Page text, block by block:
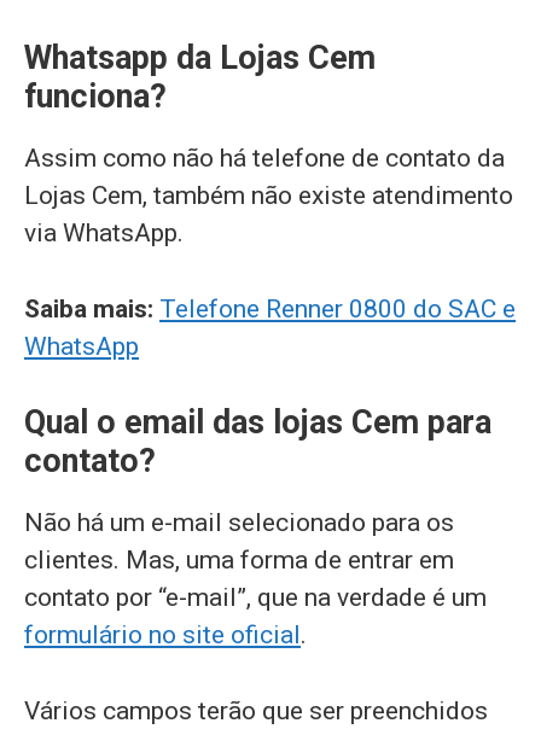
Whatsapp da Lojas Cem
funciona?
Assim como não há telefone de contato da
Lojas Cem, também não existe atendimento
via WhatsApp.
Saiba mais: Telefone Renner 0800 do SAC e
WhatsApp
Qual o email das lojas Cem para
contato?
Não há um e-mail selecionado para os
clientes. Mas, uma forma de entrar em
contato por “e-mail”, que na verdade é um
formulário no site oficial .
Vários campos terão que ser preenchidos